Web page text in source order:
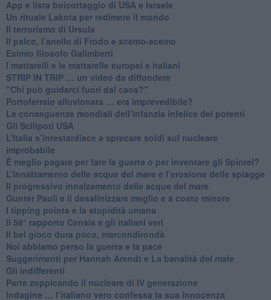
App e lista boicottaggio di USA e Israele
​Un rituale Lakota per redimere il mondo
Il terrorismo di Ursula
​Il palco, l’anello di Frodo e scemo-scemo
Esimio filosofo Galimberti
​I mattarelli e le mattarelle europei e italiani
​STRIP IN TRIP … un video da diffondere
"Chi può guidarci fuori dal caos?"
​Portoferraio alluvionata … era imprevedibile?
Le conseguenze mondiali dell’infanzia infelice dei potenti
​Gli Scilipoti USA
L’Italia s’intestardisce a sprecare soldi sul nucleare
improbabile
È meglio pagare per fare la guerra o per inventare gli Spinrel?
​L’innalzamento delle acque del mare e l’erosione delle spiagge
​Il progressivo innalzamento delle acque del mare
​Gunter Pauli e il desalinizzare meglio e a costo minore
I tipping points e la stupidità umana
​Il 58° rapporto Censis e gli italiani veri
​Il bel gioco dura poco, marcondirondà
Noi abbiamo perso la guerra e la pace
Suggerimenti per Hannah Arendt e La banalità del male
​Gli indifferenti
Parte zoppicando il nucleare di IV generazione
​Indagine … l’italiano vero confessa la sua innocenza